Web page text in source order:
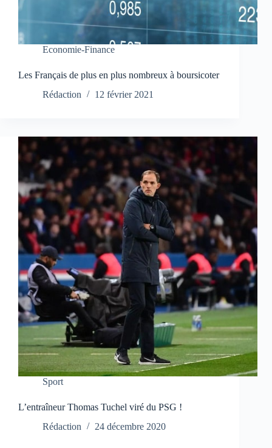
Economie-Finance
Les Français de plus en plus nombreux à boursicoter
Rédaction
12 février 2021
Sport
L’entraîneur Thomas Tuchel viré du PSG !
Rédaction
24 décembre 2020